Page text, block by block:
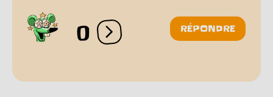
0 Ouvrir les réactions
RÉPONDRE